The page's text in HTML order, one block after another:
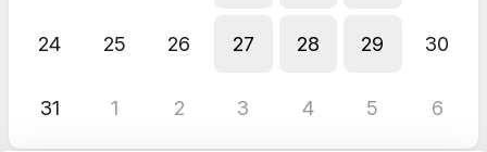
24 25 26 27 28 29 30
31 1 2 3 4 5 6